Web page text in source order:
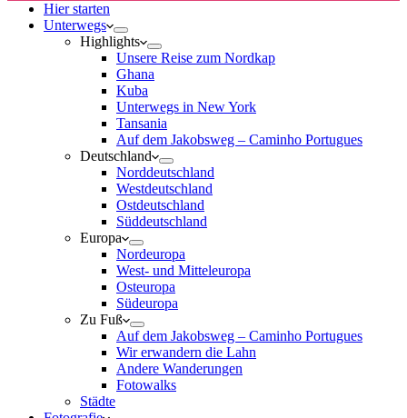
Hier starten
Unterwegs
Highlights
Unsere Reise zum Nordkap
Ghana
Kuba
Unterwegs in New York
Tansania
Auf dem Jakobsweg – Caminho Portugues
Deutschland
Norddeutschland
Westdeutschland
Ostdeutschland
Süddeutschland
Europa
Nordeuropa
West- und Mitteleuropa
Osteuropa
Südeuropa
Zu Fuß
Auf dem Jakobsweg – Caminho Portugues
Wir erwandern die Lahn
Andere Wanderungen
Fotowalks
Städte